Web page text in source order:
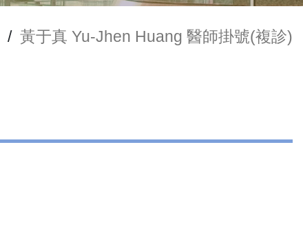
/ 黃于真 Yu-Jhen Huang 醫師掛號(複診)